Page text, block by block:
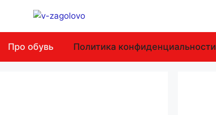
Про обувь Политика конфиденциальности